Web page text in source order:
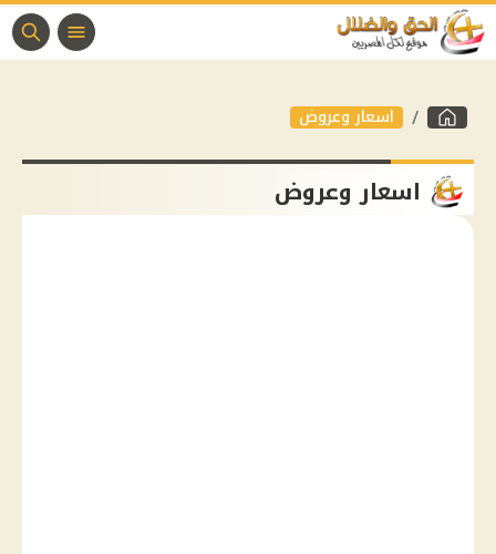
اسعار وعروض
اسعار وعروض